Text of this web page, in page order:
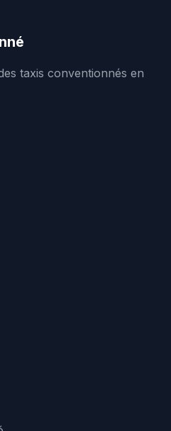
taxis conventionnés en